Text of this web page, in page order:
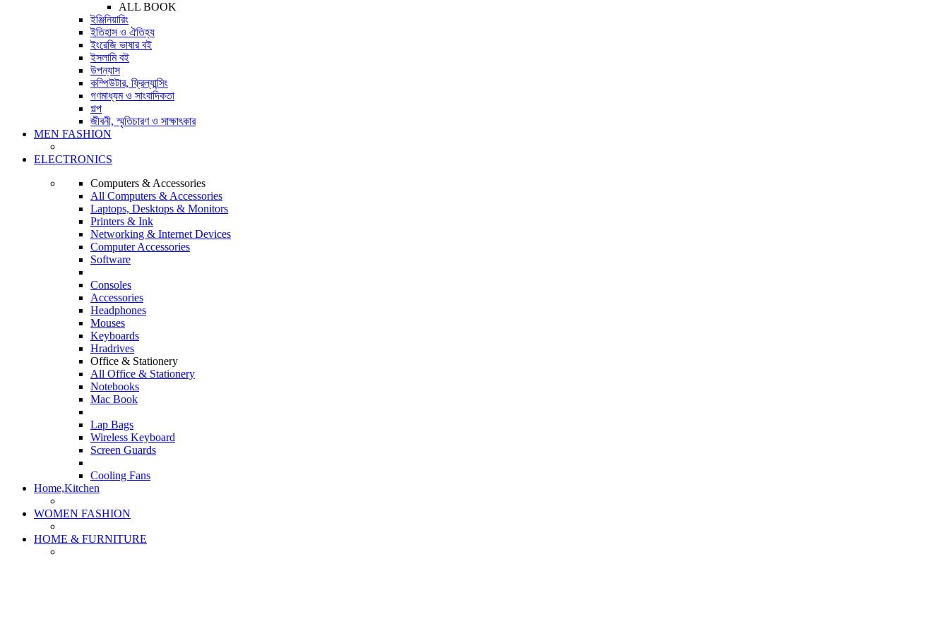
ALL BOOK
ইঞ্জিনিয়ারিং
ইতিহাস ও ঐতিহ্য
ইংরেজি ভাষার বই
ইসলামি বই
উপন্যাস
কম্পিউটার, ফ্রিল্যান্সিং
গণমাধ্যম ও সাংবাদিকতা
গল্প
জীবনী, স্মৃতিচারণ ও সাক্ষাৎকার
MEN FASHION
ELECTRONICS
Computers & Accessories
All Computers & Accessories
Laptops, Desktops & Monitors
Printers & Ink
Networking & Internet Devices
Computer Accessories
Software
Consoles
Accessories
Headphones
Mouses
Keyboards
Hradrives
Office & Stationery
All Office & Stationery
Notebooks
Mac Book
Lap Bags
Wireless Keyboard
Screen Guards
Cooling Fans
Home,Kitchen
WOMEN FASHION
HOME & FURNITURE